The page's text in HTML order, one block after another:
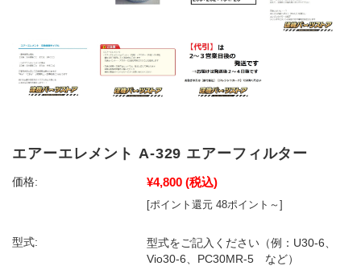
エアーエレメント A-329 エアーフィルター
価格: ¥4,800 (税込)
[ポイント還元 48ポイント～]
型式:
型式をご記入ください（例：U30-6、
Vio30-6、PC30MR-5 など）